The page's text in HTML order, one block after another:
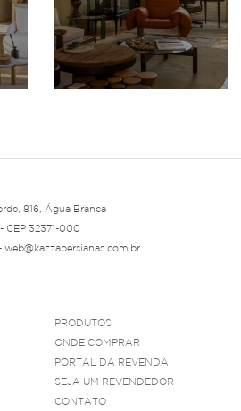
816, Água Branca
CEP 32371-000
web@kazzapersianas.com.br
PRODUTOS
ONDE COMPRAR
PORTAL DA REVENDA
SEJA UM REVENDEDOR
CONTATO